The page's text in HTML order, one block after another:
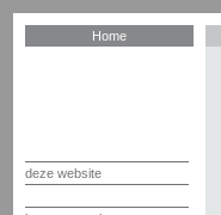
Home
deze website